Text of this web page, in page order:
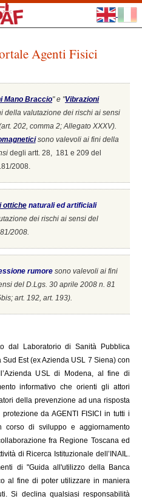
Agenti Fisici
Mano Braccio" e "Vibrazioni
della valutazione dei rischi ai sensi
202, comma 2; Allegato XXXV).
sono valevoli ai fini della
degli artt. 28, 181 e 209 del
2008.
ottiche naturali ed artificiali
dei rischi ai sensi del
2008.
rumore sono valevoli ai fini
del D.Lgs. 30 aprile 2008 n. 81
art. 192, art. 193).
dal Laboratorio di Sanità Pubblica
Est (ex Azienda USL 7 Siena) con
USL di Modena, al fine di
informativo che orienti gli attori
della prevenzione ad una risposta
da AGENTI FISICI in tutti i
di sviluppo e aggiornamento
fra Regione Toscana ed
di Ricerca Istituzionale dell’INAIL.
di "Guida all'utilizzo della Banca
al fine di poter utilizzare in maniera
Si declina qualsiasi responsabilità